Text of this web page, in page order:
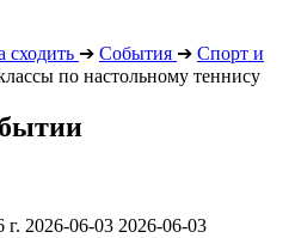
сходить ➔ События ➔ Спорт и
по настольному теннису
г. 2026-06-03 2026-06-03